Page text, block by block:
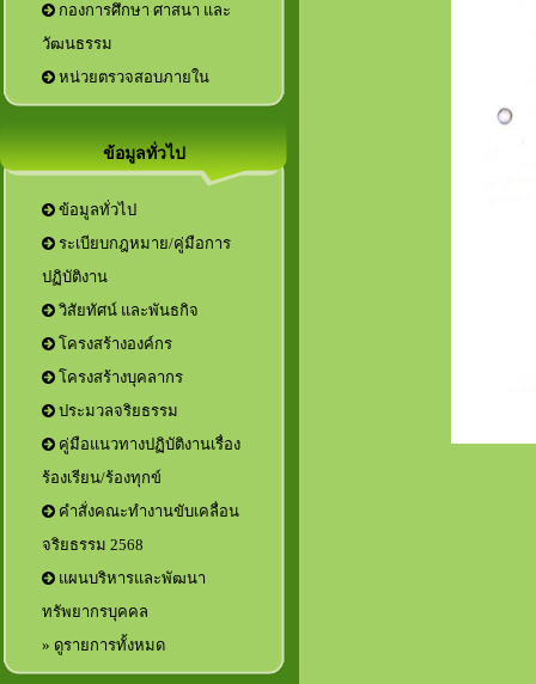
กองการศึกษา ศาสนา และ
วัฒนธรรม
หน่วยตรวจสอบภายใน
ข้อมูลทั่วไป
ข้อมูลทั่วไป
ระเบียบกฎหมาย/คู่มือการ
ปฏิบัติงาน
วิสัยทัศน์ และพันธกิจ
โครงสร้างองค์กร
โครงสร้างบุคลากร
ประมวลจริยธรรม
คู่มือแนวทางปฏิบัติงานเรื่อง
ร้องเรียน/ร้องทุกข์
คำสั่งคณะทำงานขับเคลื่อน
จริยธรรม 2568
แผนบริหารและพัฒนา
ทรัพยากรบุคคล
» ดูรายการทั้งหมด